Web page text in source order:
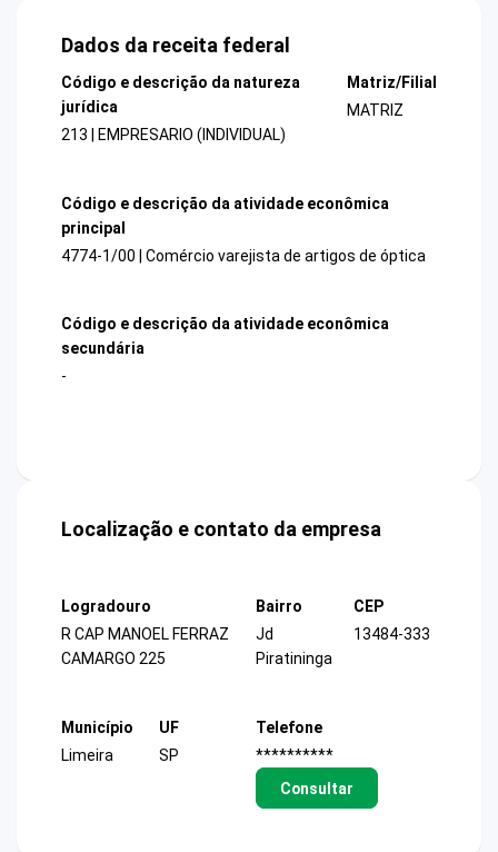
Dados da receita federal
Código e descrição da natureza
jurídica
213 | EMPRESARIO (INDIVIDUAL)
Matriz/Filial
MATRIZ
Código e descrição da atividade econômica
principal
4774-1/00 | Comércio varejista de artigos de óptica
Código e descrição da atividade econômica
secundária
-
Localização e contato da empresa
Logradouro
R CAP MANOEL FERRAZ
CAMARGO 225
Bairro
Jd
Piratininga
CEP
13484-333
Município
Limeira
UF
SP
Telefone
**********
Consultar